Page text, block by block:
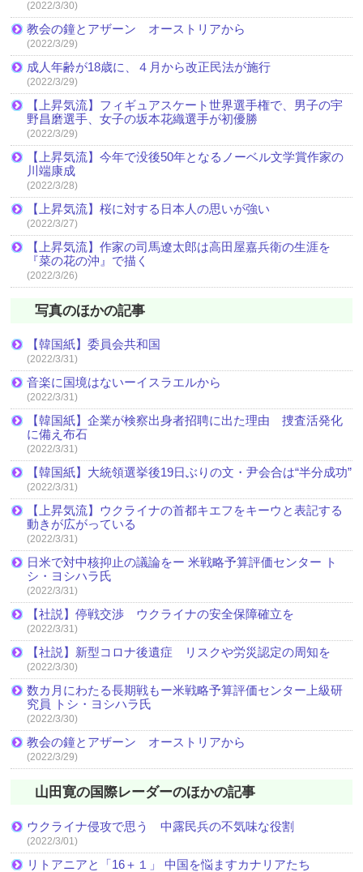
(2022/3/30)
教会の鐘とアザーン オーストリアから
(2022/3/29)
成人年齢が18歳に、４月から改正民法が施行
(2022/3/29)
【上昇気流】フィギュアスケート世界選手権で、男子の宇
野昌磨選手、女子の坂本花織選手が初優勝
(2022/3/29)
【上昇気流】今年で没後50年となるノーベル文学賞作家の
川端康成
(2022/3/28)
【上昇気流】桜に対する日本人の思いが強い
(2022/3/27)
【上昇気流】作家の司馬遼太郎は高田屋嘉兵衛の生涯を
『菜の花の沖』で描く
(2022/3/26)
写真のほかの記事
【韓国紙】委員会共和国
(2022/3/31)
音楽に国境はないーイスラエルから
(2022/3/31)
【韓国紙】企業が検察出身者招聘に出た理由 捜査活発化
に備え布石
(2022/3/31)
【韓国紙】大統領選挙後19日ぶりの文・尹会合は“半分成功”
(2022/3/31)
【上昇気流】ウクライナの首都キエフをキーウと表記する
動きが広がっている
(2022/3/31)
日米で対中核抑止の議論をー 米戦略予算評価センター ト
シ・ヨシハラ氏
(2022/3/31)
【社説】停戦交渉 ウクライナの安全保障確立を
(2022/3/31)
【社説】新型コロナ後遺症 リスクや労災認定の周知を
(2022/3/30)
数カ月にわたる長期戦もー米戦略予算評価センター上級研
究員 トシ・ヨシハラ氏
(2022/3/30)
教会の鐘とアザーン オーストリアから
(2022/3/29)
山田寛の国際レーダーのほかの記事
ウクライナ侵攻で思う 中露民兵の不気味な役割
(2022/3/01)
リトアニアと「16＋１」 中国を悩ますカナリアたち